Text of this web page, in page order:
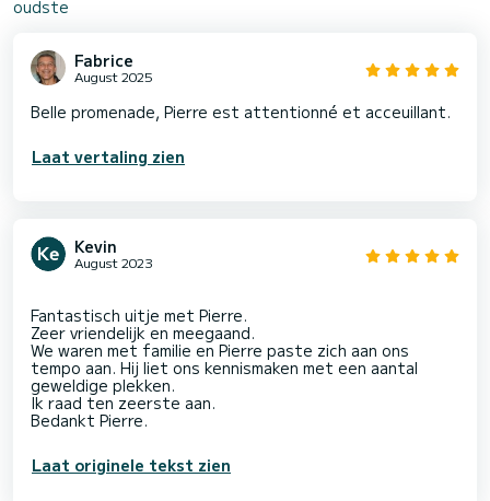
oudste
Fabrice
August 2025
Belle promenade, Pierre est attentionné et acceuillant.
Laat vertaling zien
Kevin
August 2023
Fantastisch uitje met Pierre.
Zeer vriendelijk en meegaand.
We waren met familie en Pierre paste zich aan ons
tempo aan. Hij liet ons kennismaken met een aantal
geweldige plekken.
Ik raad ten zeerste aan.
Laat originele tekst zien